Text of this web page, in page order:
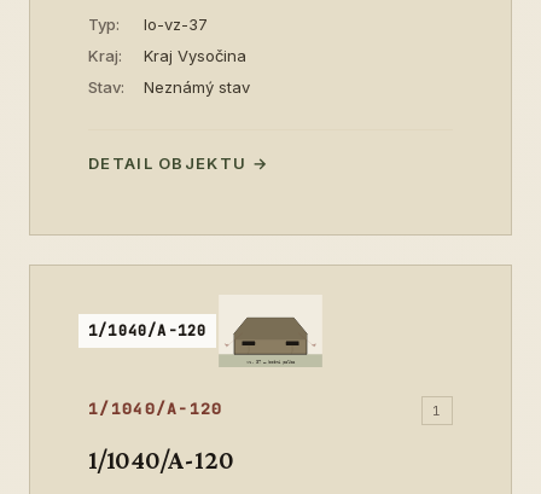
Typ:
lo-vz-37
Kraj:
Kraj Vysočina
Stav:
Neznámý stav
DETAIL OBJEKTU →
1/1040/A-120
1/1040/A-120 1
1/1040/A-120